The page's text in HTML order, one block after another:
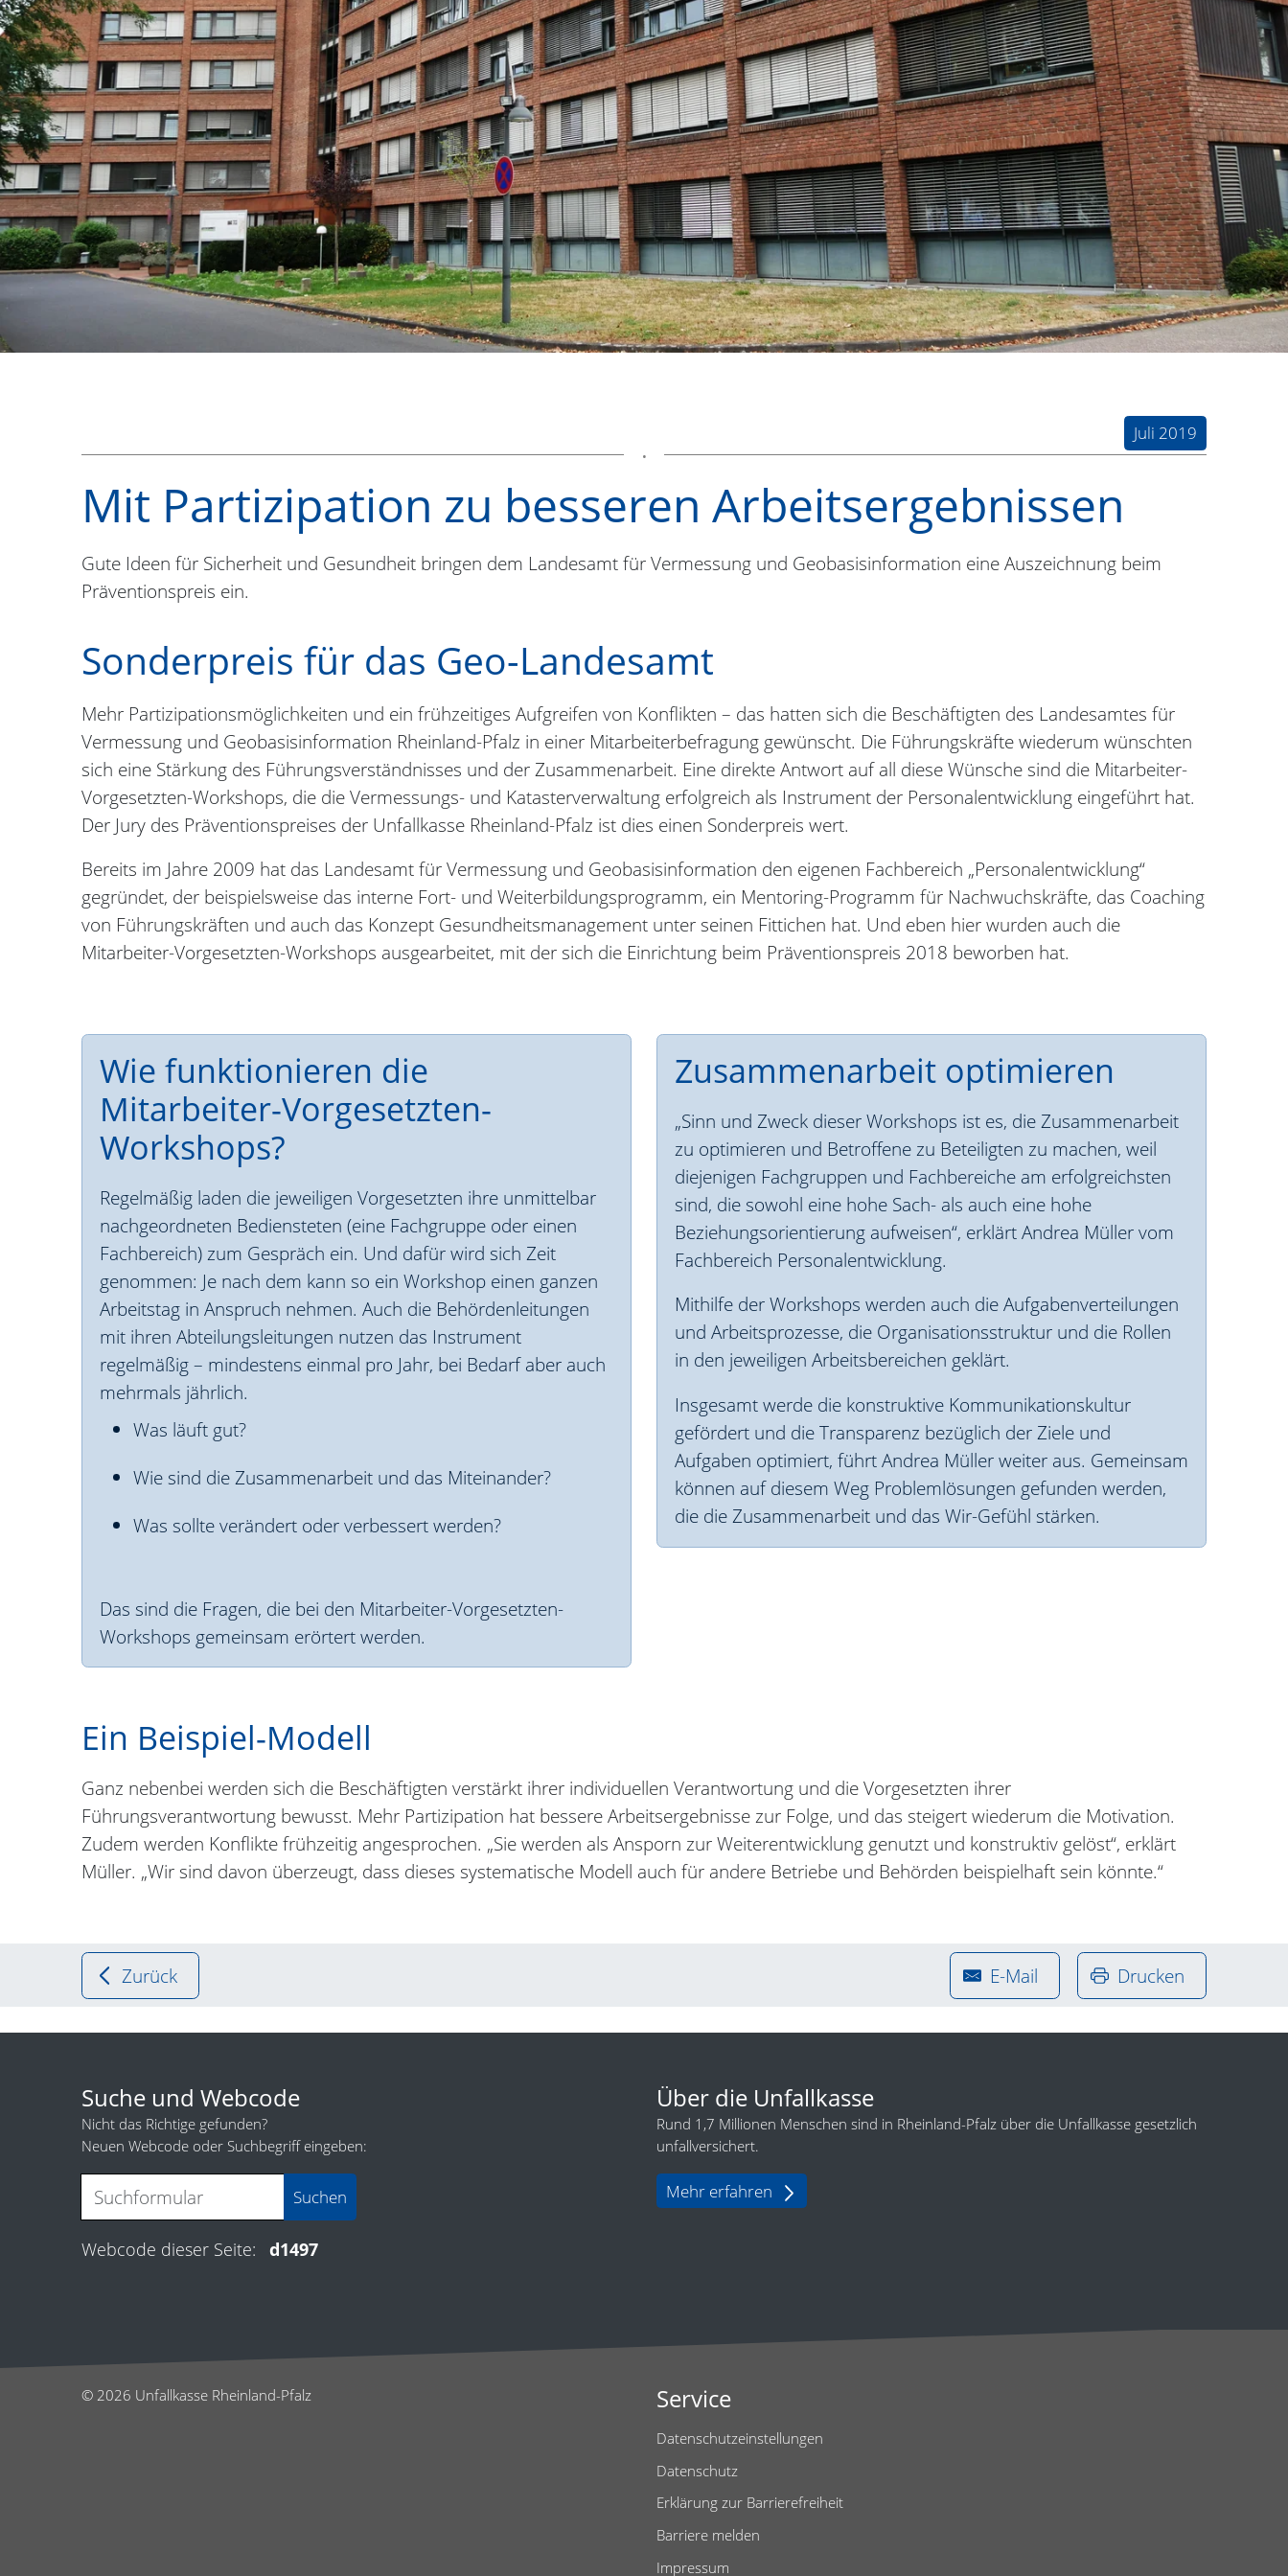
Juli 2019
Mit Partizipation zu besseren Arbeitsergebnissen
Gute Ideen für Sicherheit und Gesundheit bringen dem Landesamt für Vermessung und Geobasisinformation eine Auszeichnung beim
Präventionspreis ein.
Sonderpreis für das Geo-Landesamt
Mehr Partizipationsmöglichkeiten und ein frühzeitiges Aufgreifen von Konflikten – das hatten sich die Beschäftigten des Landesamtes für
Vermessung und Geobasisinformation Rheinland-Pfalz in einer Mitarbeiterbefragung gewünscht. Die Führungskräfte wiederum wünschten
sich eine Stärkung des Führungsverständnisses und der Zusammenarbeit. Eine direkte Antwort auf all diese Wünsche sind die Mitarbeiter-
Vorgesetzten-Workshops, die die Vermessungs- und Katasterverwaltung erfolgreich als Instrument der Personalentwicklung eingeführt hat.
Der Jury des Präventionspreises der Unfallkasse Rheinland-Pfalz ist dies einen Sonderpreis wert.
Bereits im Jahre 2009 hat das Landesamt für Vermessung und Geobasisinformation den eigenen Fachbereich „Personalentwicklung“
gegründet, der beispielsweise das interne Fort- und Weiterbildungsprogramm, ein Mentoring-Programm für Nachwuchskräfte, das Coaching
von Führungskräften und auch das Konzept Gesundheitsmanagement unter seinen Fittichen hat. Und eben hier wurden auch die
Mitarbeiter-Vorgesetzten-Workshops ausgearbeitet, mit der sich die Einrichtung beim Präventionspreis 2018 beworben hat.
Wie funktionieren die
Mitarbeiter-Vorgesetzten-
Workshops?
Regelmäßig laden die jeweiligen Vorgesetzten ihre unmittelbar
nachgeordneten Bediensteten (eine Fachgruppe oder einen
Fachbereich) zum Gespräch ein. Und dafür wird sich Zeit
genommen: Je nach dem kann so ein Workshop einen ganzen
Arbeitstag in Anspruch nehmen. Auch die Behördenleitungen
mit ihren Abteilungsleitungen nutzen das Instrument
regelmäßig – mindestens einmal pro Jahr, bei Bedarf aber auch
mehrmals jährlich.
Was läuft gut?
Wie sind die Zusammenarbeit und das Miteinander?
Was sollte verändert oder verbessert werden?
Das sind die Fragen, die bei den Mitarbeiter-Vorgesetzten-
Workshops gemeinsam erörtert werden.
Zusammenarbeit optimieren
„Sinn und Zweck dieser Workshops ist es, die Zusammenarbeit
zu optimieren und Betroffene zu Beteiligten zu machen, weil
diejenigen Fachgruppen und Fachbereiche am erfolgreichsten
sind, die sowohl eine hohe Sach- als auch eine hohe
Beziehungsorientierung aufweisen“, erklärt Andrea Müller vom
Fachbereich Personalentwicklung.
Mithilfe der Workshops werden auch die Aufgabenverteilungen
und Arbeitsprozesse, die Organisationsstruktur und die Rollen
in den jeweiligen Arbeitsbereichen geklärt.
Insgesamt werde die konstruktive Kommunikationskultur
gefördert und die Transparenz bezüglich der Ziele und
Aufgaben optimiert, führt Andrea Müller weiter aus. Gemeinsam
können auf diesem Weg Problemlösungen gefunden werden,
die die Zusammenarbeit und das Wir-Gefühl stärken.
Ein Beispiel-Modell
Ganz nebenbei werden sich die Beschäftigten verstärkt ihrer individuellen Verantwortung und die Vorgesetzten ihrer
Führungsverantwortung bewusst. Mehr Partizipation hat bessere Arbeitsergebnisse zur Folge, und das steigert wiederum die Motivation.
Zudem werden Konflikte frühzeitig angesprochen. „Sie werden als Ansporn zur Weiterentwicklung genutzt und konstruktiv gelöst“, erklärt
Müller. „Wir sind davon überzeugt, dass dieses systematische Modell auch für andere Betriebe und Behörden beispielhaft sein könnte.“
Zurück E-Mail Drucken
Suche und Webcode
Nicht das Richtige gefunden?
Neuen Webcode oder Suchbegriff eingeben:
Webcode dieser Seite: d1497
Über die Unfallkasse
Rund 1,7 Millionen Menschen sind in Rheinland-Pfalz über die Unfallkasse gesetzlich
unfallversichert.
Mehr erfahren
Service
Datenschutzeinstellungen
Datenschutz
Erklärung zur Barrierefreiheit
Barriere melden
Impressum
© 2026 Unfallkasse Rheinland-Pfalz